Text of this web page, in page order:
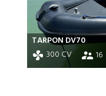
TARPON DV70
300 CV
16